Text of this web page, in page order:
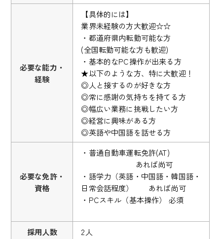
必要な能力・
経験
【具体的には】
業界未経験の方大歓迎☆☆
・都道府県内転勤可能な方
(全国転勤可能な方も歓迎)
・基本的なPC操作が出来る方
★以下のような方、特に大歓迎！
◎人と接するのが好きな方
◎常に感謝の気持ちを持てる方
◎幅広い業務に挑戦したい方
◎経営に興味がある方
◎英語や中国語を話せる方
必要な免許・
資格
・普通自動車運転免許(AT)
あれば尚可
・語学力（英語・中国語・韓国語・
日常会話程度） あれば尚可
・PCスキル（基本操作） 必須
採用人数
2人